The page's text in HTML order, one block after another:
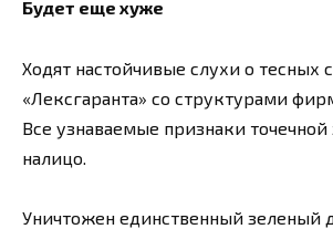
Будет еще хуже
Ходят настойчивые слухи о тесных
«Лексгаранта» со структурами
Все узнаваемые признаки точечной
налицо.
Уничтожен единственный зеленый